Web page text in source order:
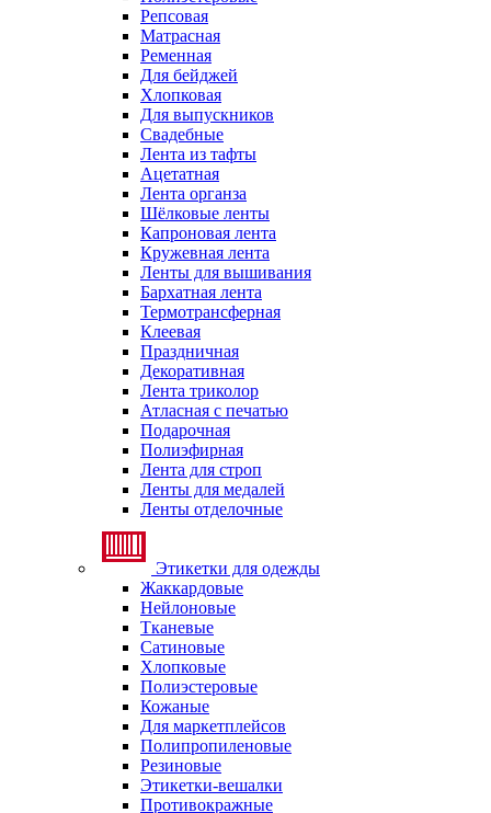
Репсовая
Матрасная
Ременная
Для бейджей
Хлопковая
Для выпускников
Свадебные
Лента из тафты
Ацетатная
Лента органза
Шёлковые ленты
Капроновая лента
Кружевная лента
Ленты для вышивания
Бархатная лента
Термотрансферная
Клеевая
Праздничная
Декоративная
Лента триколор
Атласная с печатью
Подарочная
Полиэфирная
Лента для строп
Ленты для медалей
Ленты отделочные
Этикетки для одежды
Жаккардовые
Нейлоновые
Тканевые
Сатиновые
Хлопковые
Полиэстеровые
Кожаные
Для маркетплейсов
Полипропиленовые
Резиновые
Этикетки-вешалки
Противокражные